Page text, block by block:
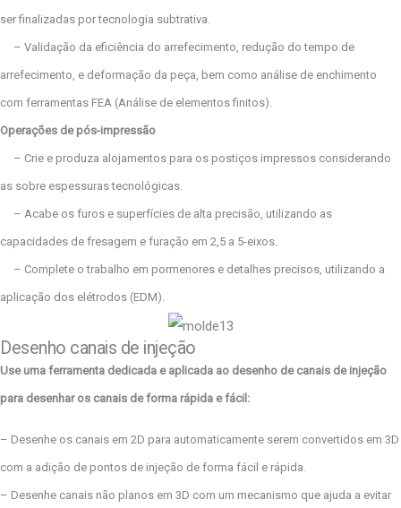
ser finalizadas por tecnologia subtrativa.
– Validação da eficiência do arrefecimento, redução do tempo de
arrefecimento, e deformação da peça, bem como análise de enchimento
com ferramentas FEA (Análise de elementos finitos).
Operações de pós-impressão
– Crie e produza alojamentos para os postiços impressos considerando
as sobre espessuras tecnológicas.
– Acabe os furos e superfícies de alta precisão, utilizando as
capacidades de fresagem e furação em 2,5 a 5-eixos.
– Complete o trabalho em pormenores e detalhes precisos, utilizando a
aplicação dos elétrodos (EDM).
Desenho canais de injeção
Use uma ferramenta dedicada e aplicada ao desenho de canais de injeção
para desenhar os canais de forma rápida e fácil:
– Desenhe os canais em 2D para automaticamente serem convertidos em 3D
com a adição de pontos de injeção de forma fácil e rápida.
– Desenhe canais não planos em 3D com um mecanismo que ajuda a evitar